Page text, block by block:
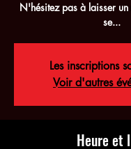
N'hésitez pas à laisser
se...
Les inscriptions
Voir d'autres
Heure et